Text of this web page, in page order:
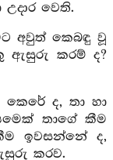
වෙති.
අවුත් කෙබඳු වූ
ඇසුරු කරම් ද?
කෙරේ ද, තා හා
තාගේ කීම
ඉවසන්නේ ද,
කරව.